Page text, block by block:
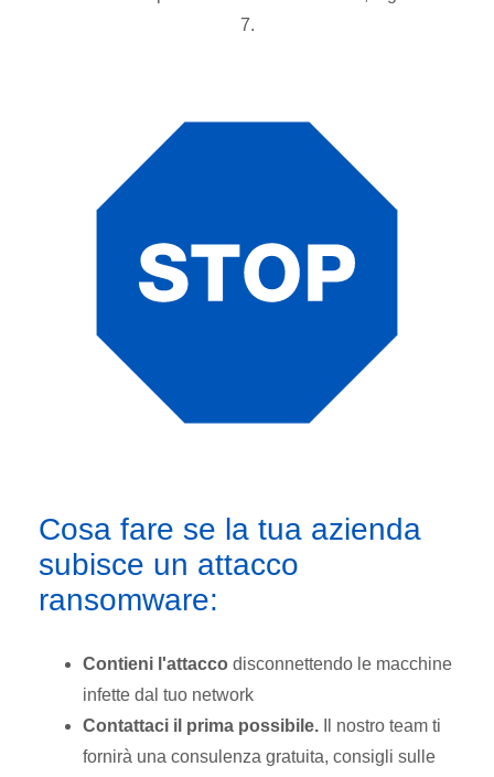
7.
Cosa fare se la tua azienda
subisce un attacco
ransomware:
Contieni l'attacco disconnettendo le macchine
infette dal tuo network
Contattaci il prima possibile. Il nostro team ti
fornirà una consulenza gratuita, consigli sulle